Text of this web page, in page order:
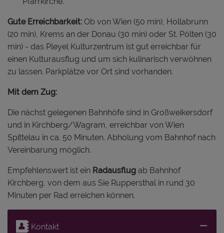
Gute Erreichbarkeit: Ob von Wien (50 min), Hollabrunn
(20 min), Krems an der Donau (30 min) oder St. Pölten (30
min) - das Pleyel Kulturzentrum ist gut erreichbar für
einen Kulturausflug und um sich kulinarisch verwöhnen
zu lassen. Parkplätze vor Ort sind vorhanden.
Mit dem Zug:
Die nächst gelegenen Bahnhöfe sind in Großweikersdorf
und in Kirchberg/Wagram, erreichbar von Wien
Spittelau in ca. 50 Minuten. Abholung vom Bahnhof nach
Vereinbarung möglich.
Empfehlenswert ist ein Radausflug ab Bahnhof
Kirchberg, von dem aus Sie Ruppersthal in rund 30
Minuten per Rad erreichen können.
Kontakt